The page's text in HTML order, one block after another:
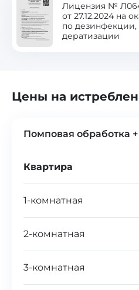
Лицензия №
от 27.12.2024 на
по
дератизации
Цены на
Помповая обработка
Квартира
1-комнатная
2-комнатная
3-комнатная